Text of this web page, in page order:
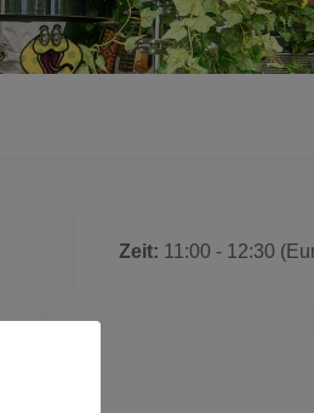
Zeit: 11:00 - 12:30